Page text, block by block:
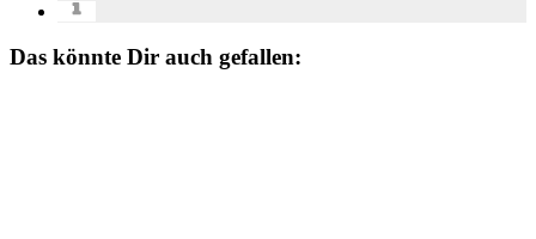
Das könnte Dir auch gefallen: